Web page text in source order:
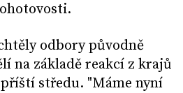
odbory původně
na základě reakcí z krajů
středu. "Máme nyní